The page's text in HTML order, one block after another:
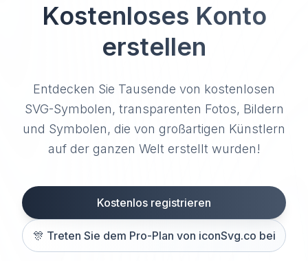
Kostenloses Konto
erstellen
Entdecken Sie Tausende von kostenlosen
SVG-Symbolen, transparenten Fotos, Bildern
und Symbolen, die von großartigen Künstlern
auf der ganzen Welt erstellt wurden!
Kostenlos registrieren
🎊 Treten Sie dem Pro-Plan von iconSvg.co bei